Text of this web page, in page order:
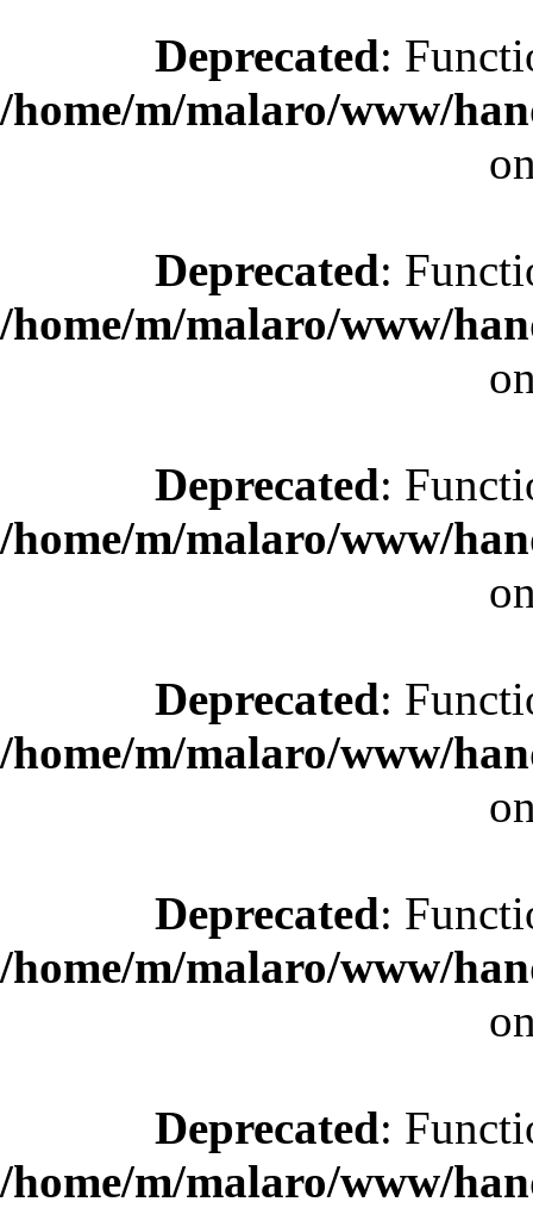
Deprecated:
/home/m/malaro/www/
Deprecated:
/home/m/malaro/www/
Deprecated:
/home/m/malaro/www/
Deprecated:
/home/m/malaro/www/
Deprecated:
/home/m/malaro/www/
Deprecated:
/home/m/malaro/www/